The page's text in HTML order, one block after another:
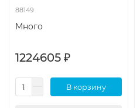
88149
Много
1224605 ₽
В корзину